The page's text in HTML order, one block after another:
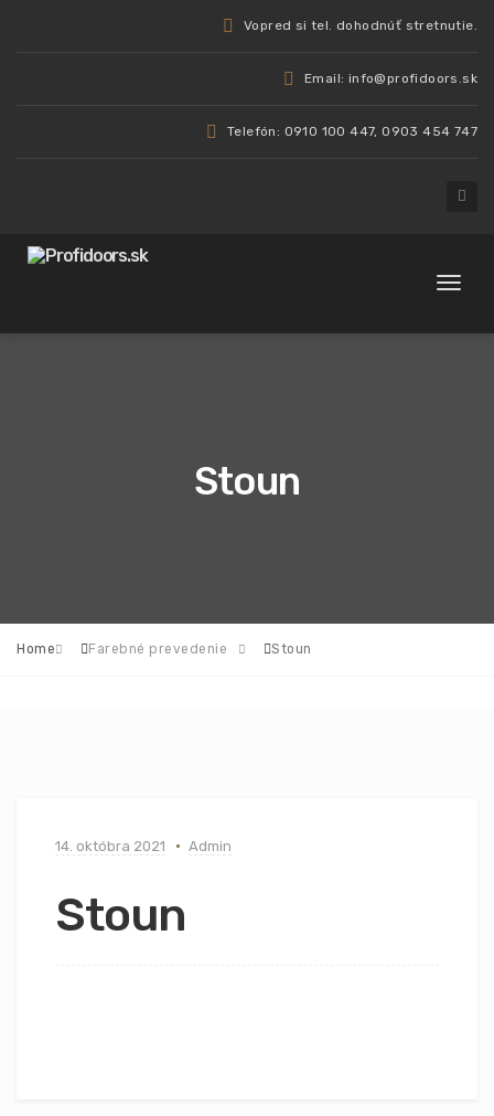
Vopred si tel. dohodnúť stretnutie.
Email: info@profidoors.sk
Telefón: 0910 100 447, 0903 454 747
Toggle
Stoun
Home Farebné prevedenie Stoun
14. októbra 2021 Admin
Stoun